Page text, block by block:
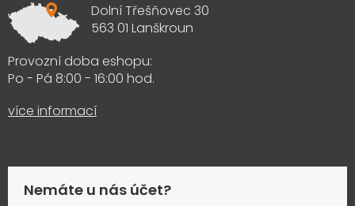
Dolní Třešňovec 30
563 01 Lanškroun
Provozní doba eshopu:
Po - Pá 8:00 - 16:00 hod.
více informací
Nemáte u nás účet?